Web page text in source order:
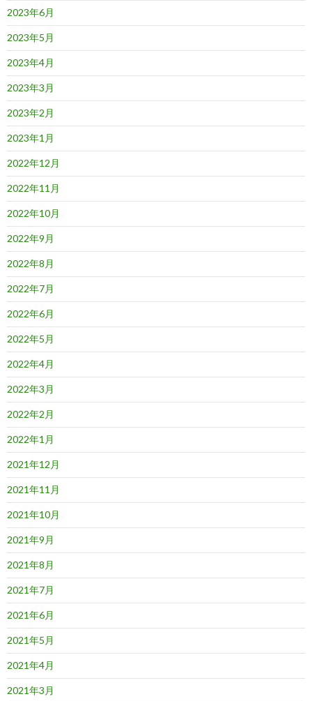
2023年6月
2023年5月
2023年4月
2023年3月
2023年2月
2023年1月
2022年12月
2022年11月
2022年10月
2022年9月
2022年8月
2022年7月
2022年6月
2022年5月
2022年4月
2022年3月
2022年2月
2022年1月
2021年12月
2021年11月
2021年10月
2021年9月
2021年8月
2021年7月
2021年6月
2021年5月
2021年4月
2021年3月